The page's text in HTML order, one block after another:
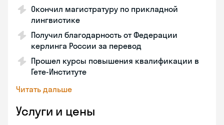
Окончил магистратуру по прикладной
лингвистике
Получил благодарность от Федерации
керлинга России за перевод
Прошел курсы повышения квалификации в
Гете-Институте
Читать дальше
Услуги и цены